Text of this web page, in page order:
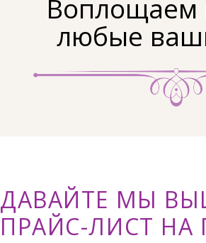
Воплощаем
любые
ДАВАЙТЕ МЫ
ПРАЙС-ЛИСТ